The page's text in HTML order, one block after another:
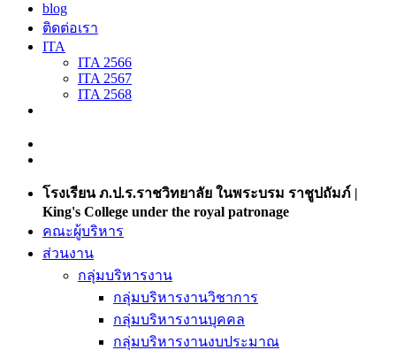
blog
ติดต่อเรา
ITA
ITA 2566
ITA 2567
ITA 2568
โรงเรียน ภ.ป.ร.ราชวิทยาลัย ในพระบรม ราชูปถัมภ์ |
King's College under the royal patronage
คณะผู้บริหาร
ส่วนงาน
กลุ่มบริหารงาน
กลุ่มบริหารงานวิชาการ
กลุ่มบริหารงานบุคคล
กลุ่มบริหารงานงบประมาณ